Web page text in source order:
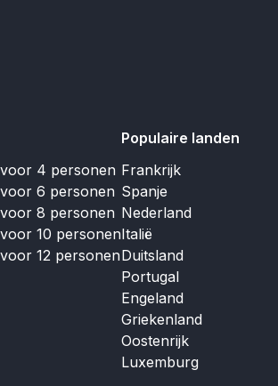
4 personen
6 personen
8 personen
10 personen
12 personen
Populaire landen
Frankrijk
Spanje
Nederland
Italië
Duitsland
Portugal
Engeland
Griekenland
Oostenrijk
Luxemburg